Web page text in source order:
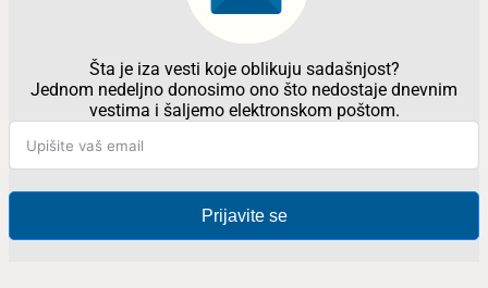
Šta je iza vesti koje oblikuju sadašnjost?
Jednom nedeljno donosimo ono što nedostaje dnevnim
vestima i šaljemo elektronskom poštom.
Prijavite se